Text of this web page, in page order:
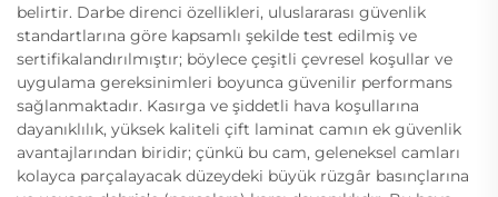
belirtir. Darbe direnci özellikleri, uluslararası güvenlik
standartlarına göre kapsamlı şekilde test edilmiş ve
sertifikalandırılmıştır; böylece çeşitli çevresel koşullar ve
uygulama gereksinimleri boyunca güvenilir performans
sağlanmaktadır. Kasırga ve şiddetli hava koşullarına
dayanıklılık, yüksek kaliteli çift laminat camın ek güvenlik
avantajlarından biridir; çünkü bu cam, geleneksel camları
kolayca parçalayacak düzeydeki büyük rüzgâr basınçlarına